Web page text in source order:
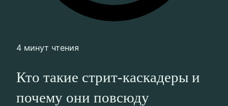
4 минут чтения
Кто такие стрит-каскадеры и
почему они повсюду